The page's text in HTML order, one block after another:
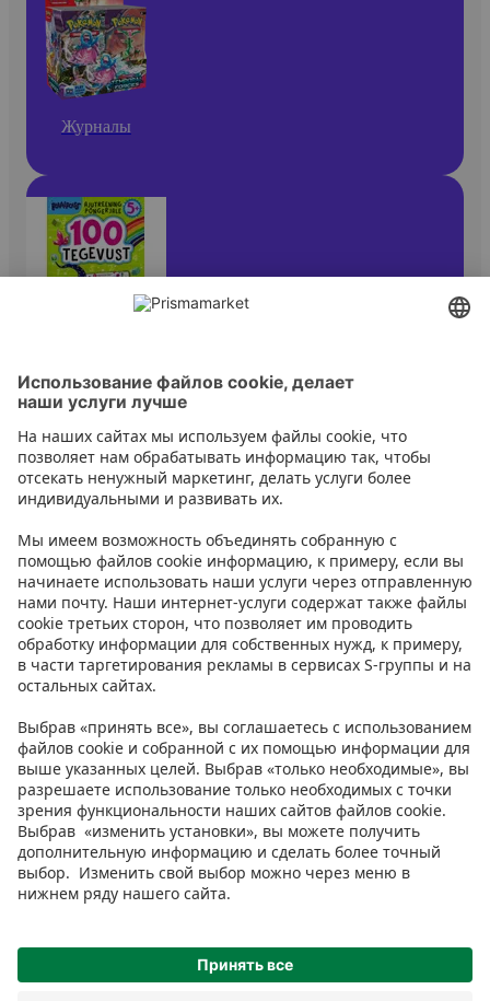
Журналы
Инструкции
Условия
Prisma Konto
Язык:ETENRU